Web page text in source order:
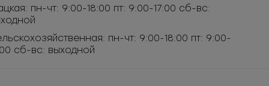
пн-чт: 9:00-18:00 пт: 9:00-17:00 сб-вс:
пн-чт: 9:00-18:00 пт: 9:00-
сб-вс: выходной